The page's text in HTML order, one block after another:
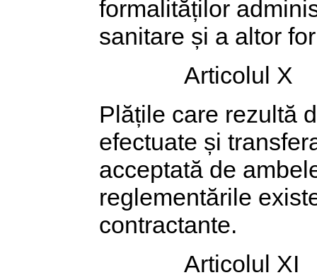
formalităților
sanitare și a altor
Articolul X
Plățile care rezultă
efectuate și
acceptată de
reglementările
contractante.
Articolul XI